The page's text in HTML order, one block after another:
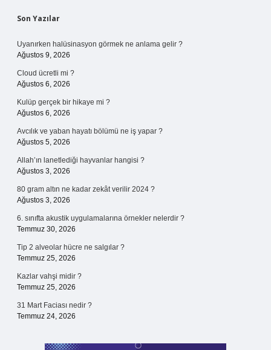
Sidebar
Son Yazılar
Uyanırken halüsinasyon görmek ne anlama gelir ?
Ağustos 9, 2026
Cloud ücretli mi ?
Ağustos 6, 2026
Kulüp gerçek bir hikaye mi ?
Ağustos 6, 2026
Avcılık ve yaban hayatı bölümü ne iş yapar ?
Ağustos 5, 2026
Allah’ın lanetlediği hayvanlar hangisi ?
Ağustos 3, 2026
80 gram altın ne kadar zekât verilir 2024 ?
Ağustos 3, 2026
6. sınıfta akustik uygulamalarına örnekler nelerdir ?
Temmuz 30, 2026
Tip 2 alveolar hücre ne salgılar ?
Temmuz 25, 2026
Kazlar vahşi midir ?
Temmuz 25, 2026
31 Mart Faciası nedir ?
Temmuz 24, 2026